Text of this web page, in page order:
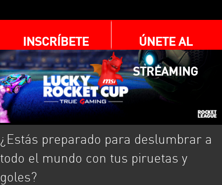
INSCRÍBETE
ÚNETE AL
STREAMING
¿Estás preparado para deslumbrar a
todo el mundo con tus piruetas y
goles?